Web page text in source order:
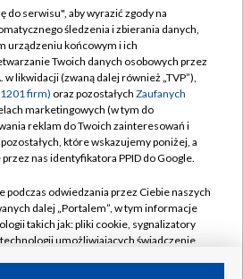
TVP
Regulamin TVP
prywatności
Moje zgody
Pomoc
Kontakt
Kanały
do serwisu", aby wyrazić zgody na
śledzenia i zbierania danych,
urządzeniu końcowym i ich
Twoich danych osobowych przez
w likwidacji (zwaną dalej również „TVP”),
firm) oraz pozostałych Zaufanych
marketingowych (w tym do
reklam do Twoich zainteresowań i
które wskazujemy poniżej, a
nas identyfikatora PPID do Google.
podczas odwiedzania przez Ciebie naszych
dalej „Portalem”, w tym informacje
takich jak: pliki cookie, sygnalizatory
umożliwiających świadczenie